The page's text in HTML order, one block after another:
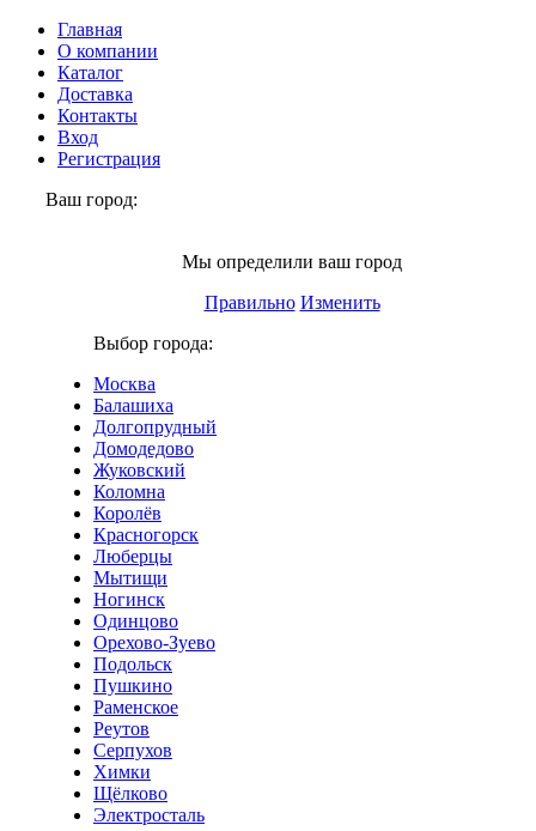
Главная
О компании
Каталог
Доставка
Контакты
Вход
Регистрация
Ваш город:
Мы определили ваш город
Правильно Изменить
Выбор города:
Москва
Балашиха
Долгопрудный
Домодедово
Жуковский
Коломна
Королёв
Красногорск
Люберцы
Мытищи
Ногинск
Одинцово
Орехово-Зуево
Подольск
Пушкино
Раменское
Реутов
Серпухов
Химки
Щёлково
Электросталь